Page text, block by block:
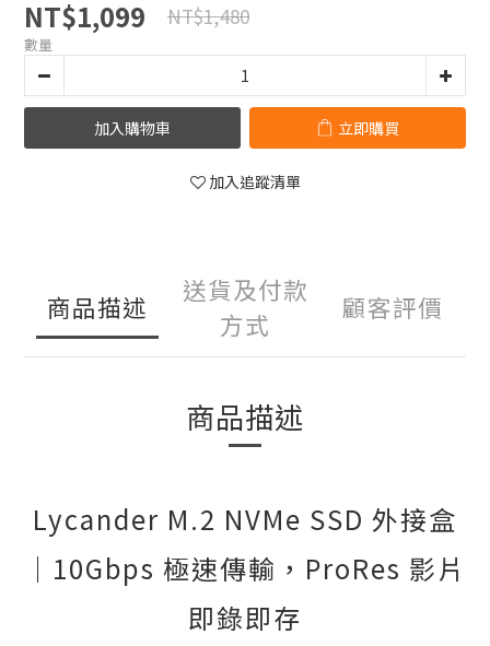
NT$1,099 NT$1,480
數量
加入購物車 立即購買
加入追蹤清單
商品描述
送貨及付款
方式
顧客評價
商品描述
Lycander M.2 NVMe SSD 外接盒
｜10Gbps 極速傳輸，ProRes 影片
即錄即存